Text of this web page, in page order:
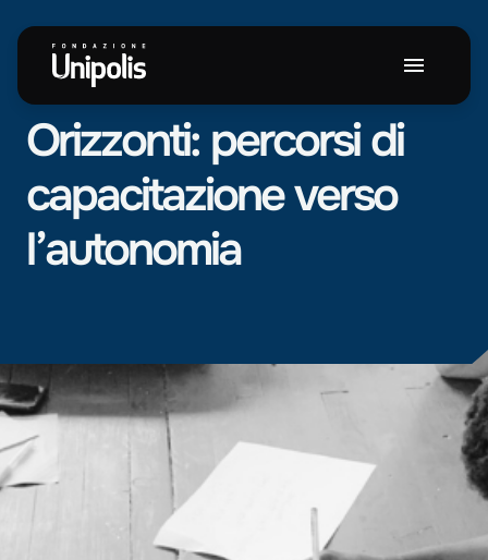
NEWS
Orizzonti: percorsi di
capacitazioneverso
l’autonomia